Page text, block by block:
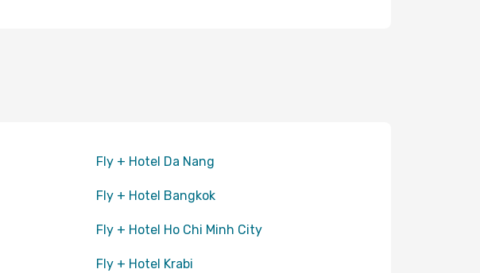
Fly + Hotel Da Nang
Fly + Hotel Bangkok
Fly + Hotel Ho Chi Minh City
Fly + Hotel Krabi